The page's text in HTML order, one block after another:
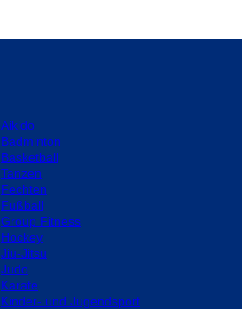
Aikido
Badminton
Basketball
Tanzen
Fechten
Fußball
Group Fitness
Hockey
Jiu-Jitsu
Judo
Karate
Kinder- und Jugendsport